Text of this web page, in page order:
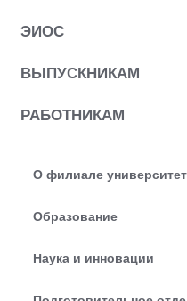
ЭИОС
ВЫПУСКНИКАМ
РАБОТНИКАМ
О филиале
Образование
Наука и инновации